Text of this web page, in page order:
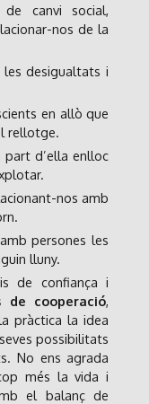
de canvi social,
nos de la
desigualtats i
en allò que
rellotge.
d’ella enlloc
nos amb
persones les
lluny.
de confiança i
de cooperació,
pràctica la idea
possibilitats
No ens agrada
més la vida i
el balanç de